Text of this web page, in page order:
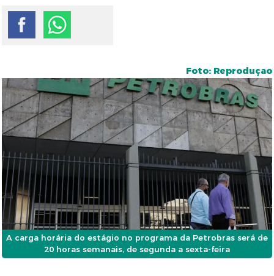
Foto: Reproduçao
A carga horária do estágio no programa da Petrobras será de
20 horas semanais, de segunda a sexta-feira